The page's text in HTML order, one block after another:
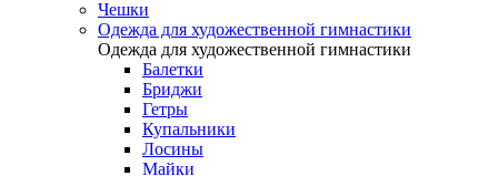
Чешки
Одежда для художественной гимнастики
Одежда для художественной гимнастики
Балетки
Бриджи
Гетры
Купальники
Лосины
Майки